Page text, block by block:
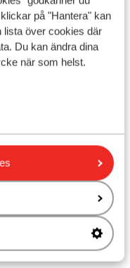
på "Hantera" kan
lista över cookies där
Du kan ändra dina
när som helst.
(mot betalning)
m